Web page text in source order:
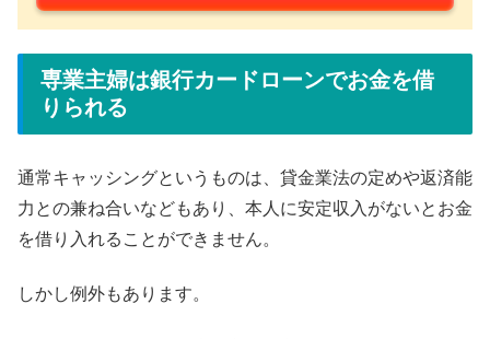
専業主婦は銀行カードローンでお金を借
りられる
通常キャッシングというものは、貸金業法の定めや返済能
力との兼ね合いなどもあり、本人に安定収入がないとお金
を借り入れることができません。
しかし例外もあります。